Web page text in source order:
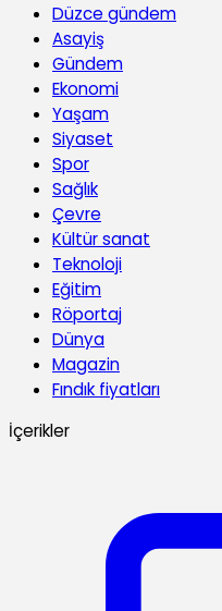
Düzce gündem
Asayiş
Gündem
Ekonomi
Yaşam
Siyaset
Spor
Sağlık
Çevre
Kültür sanat
Teknoloji
Eğitim
Röportaj
Dünya
Magazin
Fındık fiyatları
İçerikler